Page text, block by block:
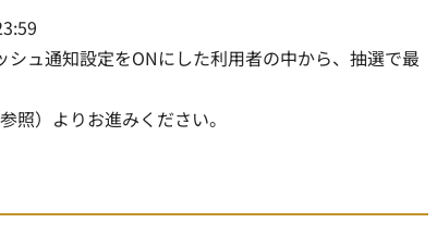
ュ通知設定をONにした利用者の中から、抽選で最
）よりお進みください。